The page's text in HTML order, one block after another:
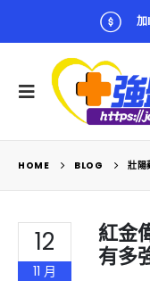
HOME BLOG 壯陽
12
11 月
紅金
有多